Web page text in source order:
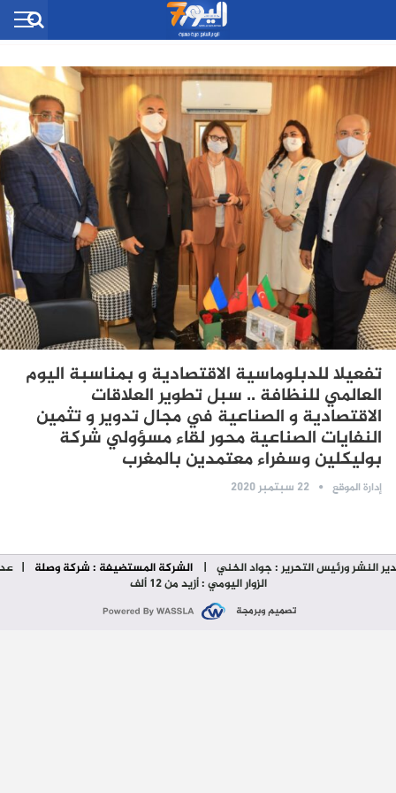
تفعيلا للدبلوماسية الاقتصادية و بمناسبة اليوم
العالمي للنظافة .. سبل تطوير العلاقات
الاقتصادية و الصناعية في مجال تدوير و تثمين
النفايات الصناعية محور لقاء مسؤولي شركة
بوليكلين وسفراء معتمدين بالمغرب
إدارة الموقع 22 سبتمبر 2020
النشر ورئيس التحرير : جواد الخني | الشركة المستضيفة : شركة وصلة |
الزوار اليومي : أزيد من 12 ألف
تصميم وبرمجة